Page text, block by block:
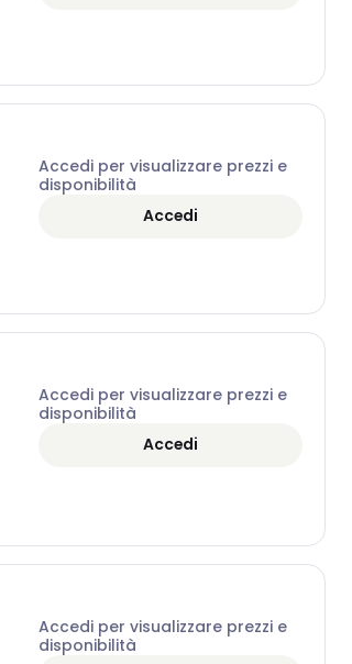
Accedi per visualizzare prezzi e
disponibilità
Accedi
Accedi per visualizzare prezzi e
disponibilità
Accedi
Accedi per visualizzare prezzi e
disponibilità